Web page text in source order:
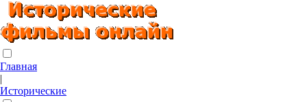
Главная
|
Исторические